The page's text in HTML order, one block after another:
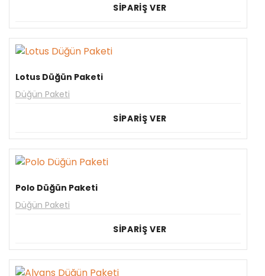
SİPARİŞ VER
Lotus Düğün Paketi
Düğün Paketi
SİPARİŞ VER
Polo Düğün Paketi
Düğün Paketi
SİPARİŞ VER